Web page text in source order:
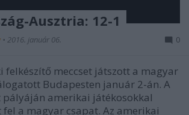
Ausztria: 12-1
• 2016. január 06. 0
felkészítő meccset játszott a magyar
Budapesten január 2-án. A
pályáján amerikai játékosokkal
fel a magyar csapat. Az amerikai